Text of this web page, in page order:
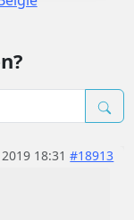
18:31 #18913